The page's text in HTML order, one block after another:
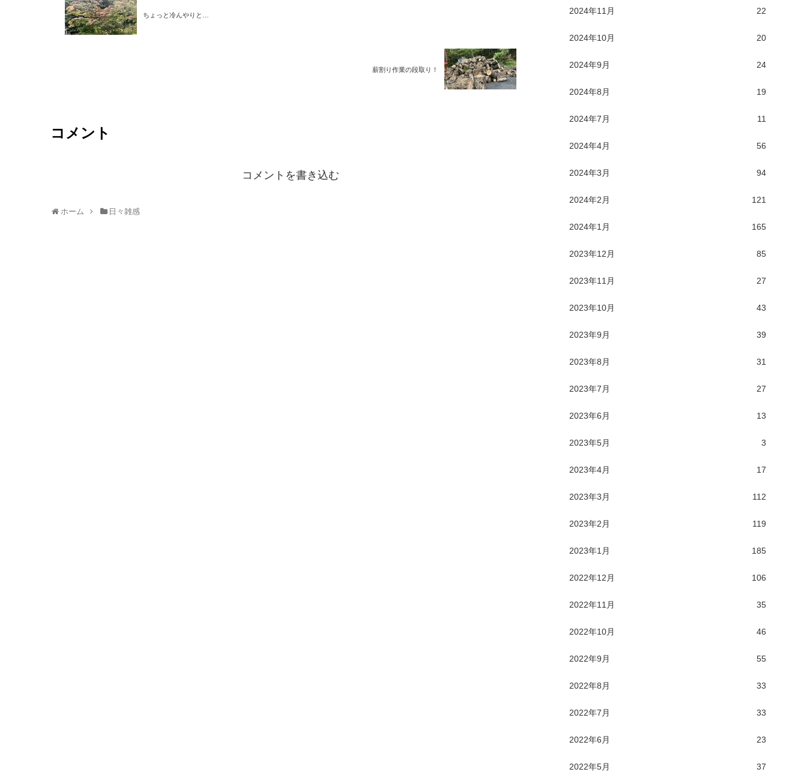
ちょっと冷んやりと…
薪割り作業の段取り！
コメント
コメントを書き込む
ホーム 日々雑感
2024年11月 22
2024年10月 20
2024年9月 24
2024年8月 19
2024年7月 11
2024年4月 56
2024年3月 94
2024年2月 121
2024年1月 165
2023年12月 85
2023年11月 27
2023年10月 43
2023年9月 39
2023年8月 31
2023年7月 27
2023年6月 13
2023年5月 3
2023年4月 17
2023年3月 112
2023年2月 119
2023年1月 185
2022年12月 106
2022年11月 35
2022年10月 46
2022年9月 55
2022年8月 33
2022年7月 33
2022年6月 23
2022年5月 37